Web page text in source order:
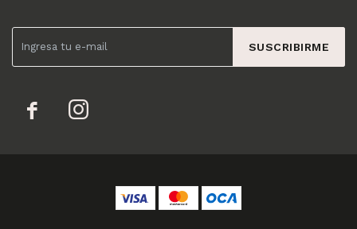
SUSCRIBIRME
 